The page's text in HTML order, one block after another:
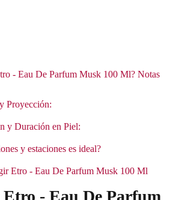
- Eau De Parfum Musk 100 Ml? Notas
Proyección:
y Duración en Piel:
y estaciones es ideal?
Etro - Eau De Parfum Musk 100 Ml
Etro - Eau De Parfum